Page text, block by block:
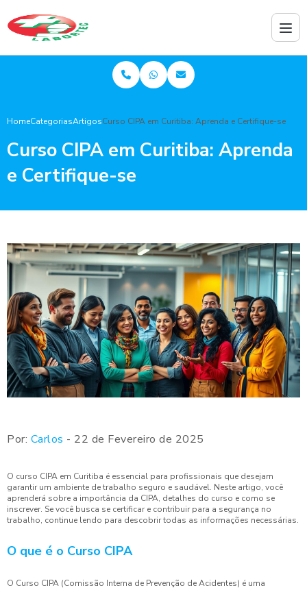
HomeCategoriasArtigosCurso CIPA em Curitiba: Aprenda e Certifique-se
Curso CIPA em Curitiba: Aprenda
e Certifique-se
Por: Carlos - 22 de Fevereiro de 2025
O curso CIPA em Curitiba é essencial para profissionais que desejam
garantir um ambiente de trabalho seguro e saudável. Neste artigo, você
aprenderá sobre a importância da CIPA, detalhes do curso e como se
inscrever. Se você busca se certificar e contribuir para a segurança no
trabalho, continue lendo para descobrir todas as informações necessárias.
O que é o Curso CIPA
O Curso CIPA (Comissão Interna de Prevenção de Acidentes) é uma